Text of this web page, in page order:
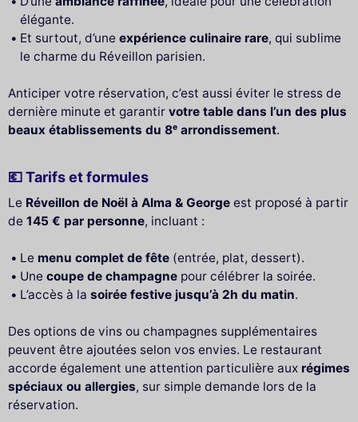
élégante.
Et surtout, d’uneexpérience culinaire rare, qui sublime
le charme du Réveillon parisien.
Anticiper votre réservation, c’est aussi éviter le stress de
dernière minute et garantir votre table dans l’un des plus
beaux établissements du 8ᵉ arrondissement.
💶 Tarifs et formules
Le Réveillon de Noël à Alma & George est proposé à partir
de 145 € par personne, incluant :
Le menu complet de fête (entrée, plat, dessert).
Unecoupe de champagne pour célébrer la soirée.
L’accès à lasoirée festive jusqu’à 2h du matin.
Des options de vins ou champagnes supplémentaires
peuvent être ajoutées selon vos envies. Le restaurant
accorde également une attention particulière aux régimes
spéciaux ou allergies, sur simple demande lors de la
réservation.